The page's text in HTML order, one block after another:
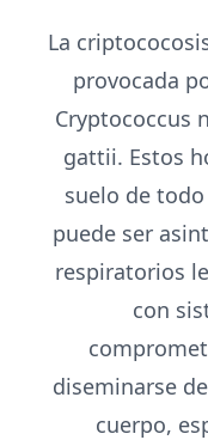
La
provocada
Cryptococcus
gattii. Estos
suelo de
puede ser
respiratorios
con
diseminarse
cuerpo,